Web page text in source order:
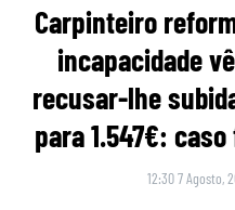
Carpinteiro
incapacidade
recusar-lhe
para 1.547€:
12:30 7 Agosto,